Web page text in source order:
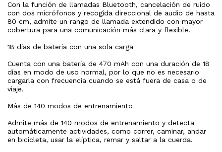
Con la función de llamadas Bluetooth, cancelación de ruido
con dos micrófonos y recogida direccional de audio de hasta
80 cm, admite un rango de llamada extendido con mayor
cobertura para una comunicación más clara y flexible.
18 días de batería con una sola carga
Cuenta con una batería de 470 mAh con una duración de 18
días en modo de uso normal, por lo que no es necesario
cargarla con frecuencia cuando se está fuera de casa o de
viaje.
Más de 140 modos de entrenamiento
Admite más de 140 modos de entrenamiento y detecta
automáticamente actividades, como correr, caminar, andar
en bicicleta, usar la elíptica, remar y saltar a la cuerda.